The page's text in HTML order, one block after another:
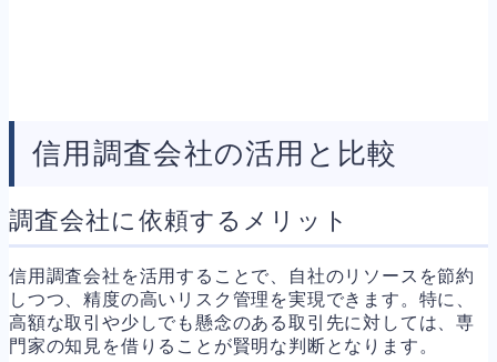
信用調査会社の活用と比較
調査会社に依頼するメリット
信用調査会社を活用することで、自社のリソースを節約
しつつ、精度の高いリスク管理を実現できます。特に、
高額な取引や少しでも懸念のある取引先に対しては、専
門家の知見を借りることが賢明な判断となります。